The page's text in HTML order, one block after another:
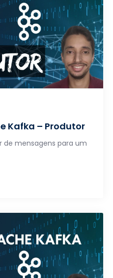
Kafka – Produtor
mensagens para um